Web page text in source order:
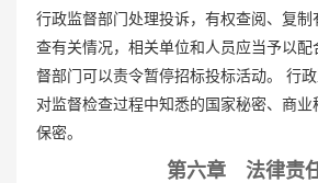
行政监督部门处理投诉，有权查阅、复制
查有关情况，相关单位和人员应当予以
督部门可以责令暂停招标投标活动。 行
对监督检查过程中知悉的国家秘密、商业
保密。
第六章 法律责